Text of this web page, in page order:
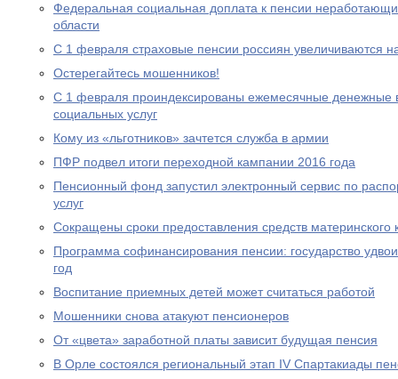
Федеральная социальная доплата к пенсии
области
С 1 февраля страховые пенсии россиян увеличиваются
Остерегайтесь мошенников!
С 1 февраля проиндексированы ежемесячные денежные
социальных услуг
Кому из «льготников» зачтется служба в армии
ПФР подвел итоги переходной кампании 2016 года
Пенсионный фонд запустил электронный сервис по
услуг
Сокращены сроки предоставления средств материнского
Программа софинансирования пенсии: государство
год
Воспитание приемных детей может считаться работой
Мошенники снова атакуют пенсионеров
От «цвета» заработной платы зависит будущая пенсия
В Орле состоялся региональный этап IV Спартакиады